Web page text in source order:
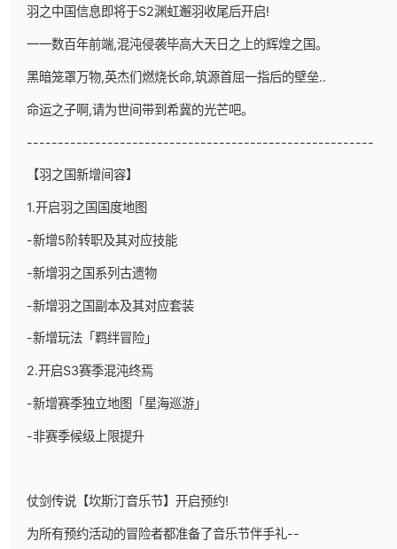
羽之中国信息即将于S2渊虹邂羽收尾后开启!
一一数百年前端,混沌侵袭毕高大天日之上的辉煌之国。
黑暗笼罩万物,英杰们燃烧长命,筑源首屈一指后的壁垒..
命运之子啊,请为世间带到希冀的光芒吧。
--------------------------------------------------------
【羽之国新增间容】
1.开启羽之国国度地图
-新增5阶转职及其对应技能
-新增羽之国系列古遗物
-新增羽之国副本及其对应套装
-新增玩法「羁绊冒险」
2.开启S3赛季混沌终焉
-新增赛季独立地图「星海巡游」
-非赛季候级上限提升
仗剑传说【坎斯汀音乐节】开启预约!
为所有预约活动的冒险者都准备了音乐节伴手礼--